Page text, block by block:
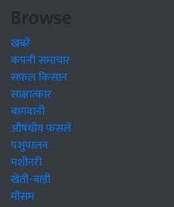
Browse
खबरें
कंपनी समाचार
सफल किसान
साक्षात्कार
बागवानी
औषधीय फसलें
पशुपालन
मशीनरी
खेती-बाड़ी
मौसम